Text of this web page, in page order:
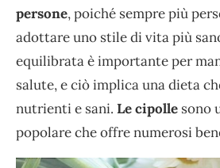
persone, poiché sempre più
adottare uno stile di vita più
equilibrata è importante per
salute, e ciò implica una dieta
nutrienti e sani. Le cipolle sono
popolare che offre numerosi